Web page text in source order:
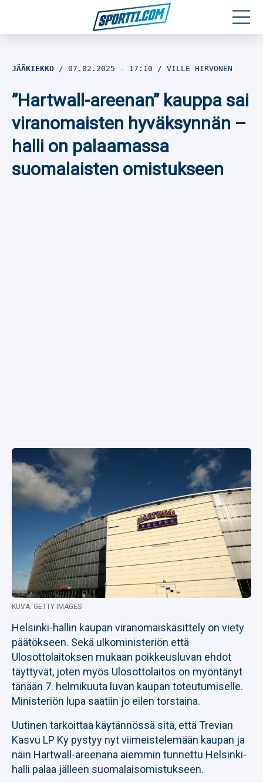
Jalkapallo
Yleisurheilu
Talviurheilu
JÄÄKIEKKO 07.02.2025 - 17:10 VILLE HIRVONEN
”Hartwall-areenan” kauppa sai
viranomaisten hyväksynnän –
halli on palaamassa
suomalaisten omistukseen
KUVA: GETTY IMAGES
Helsinki-hallin kaupan viranomaiskäsittely on viety
päätökseen. Sekä ulkoministeriön että
Ulosottolaitoksen mukaan poikkeusluvan ehdot
täyttyvät, joten myös Ulosottolaitos on myöntänyt
tänään 7. helmikuuta luvan kaupan toteutumiselle.
Ministeriön lupa saatiin jo eilen torstaina.
Uutinen tarkoittaa käytännössä sitä, että Trevian
Kasvu LP Ky pystyy nyt viimeistelemään kaupan ja
näin Hartwall-areenana aiemmin tunnettu Helsinki-
halli palaa jälleen suomalaisomistukseen.